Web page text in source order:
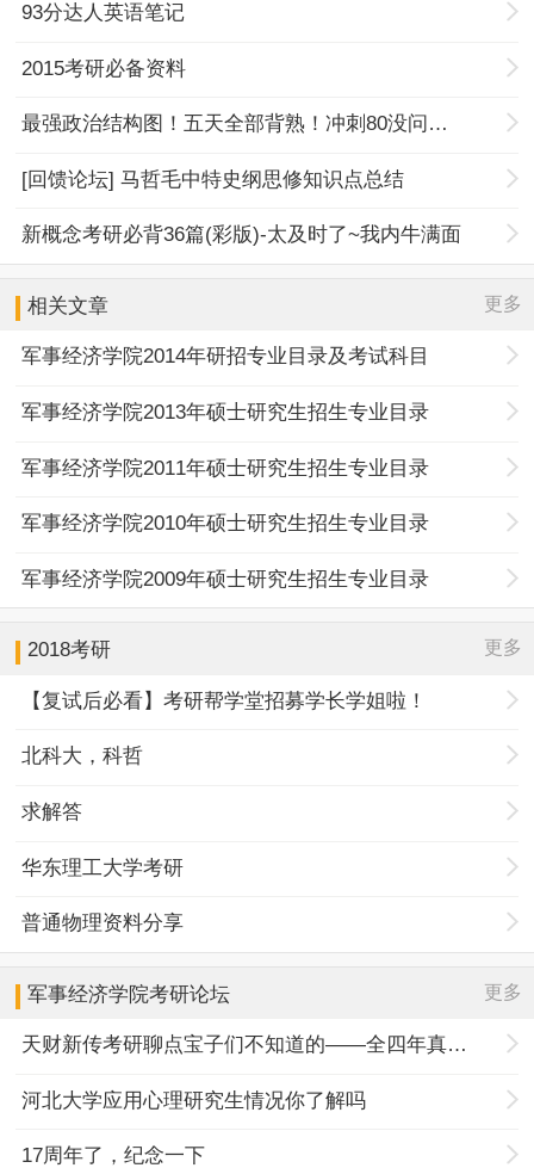
93分达人英语笔记
2015考研必备资料
最强政治结构图！五天全部背熟！冲刺80没问题！
[回馈论坛] 马哲毛中特史纲思修知识点总结
新概念考研必背36篇(彩版)-太及时了~我内牛满面
相关文章 更多
军事经济学院2014年研招专业目录及考试科目
军事经济学院2013年硕士研究生招生专业目录
军事经济学院2011年硕士研究生招生专业目录
军事经济学院2010年硕士研究生招生专业目录
军事经济学院2009年硕士研究生招生专业目录
2018考研 更多
【复试后必看】考研帮学堂招募学长学姐啦！
北科大，科哲
求解答
华东理工大学考研
普通物理资料分享
军事经济学院考研论坛 更多
天财新传考研聊点宝子们不知道的——全四年真题规律+择校优势
河北大学应用心理研究生情况你了解吗
17周年了，纪念一下